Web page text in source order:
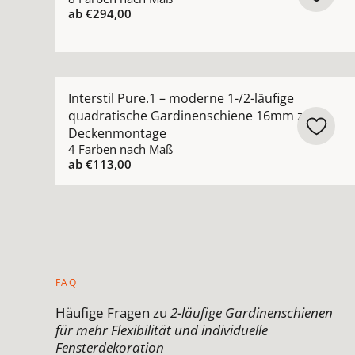
ab €294,00
Interstil Pure.1 – moderne 1-/2-läufige
quadratische Gardinenschiene 16mm zur
Deckenmontage
4 Farben nach Maß
ab €113,00
FAQ
Häufige Fragen zu 2-läufige Gardinenschienen
für mehr Flexibilität und individuelle
Fensterdekoration